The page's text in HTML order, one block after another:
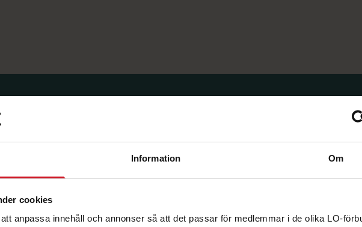
Information Om
cookies
anpassa innehåll och annonser så att det passar för medlemmar i de olika LO-
inkorg.